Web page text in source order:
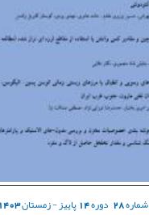
شماره28 دوره14پاییز - زمستان1403